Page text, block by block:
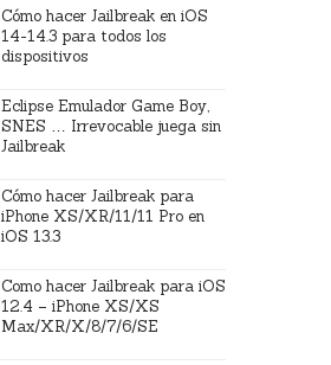
Cómo hacer Jailbreak en iOS
14-14.3 para todos los
dispositivos
Eclipse Emulador Game Boy,
SNES … Irrevocable juega sin
Jailbreak
Cómo hacer Jailbreak para
iPhone XS/XR/11/11 Pro en
iOS 13.3
Como hacer Jailbreak para iOS
12.4 – iPhone XS/XS
Max/XR/X/8/7/6/SE